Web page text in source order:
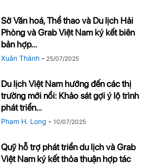
Sở Văn hoá, Thể thao và Du lịch Hải
Phòng và Grab Việt Nam ký kết biên
bản hợp...
Xuân Thành - 25/07/2025
Du lịch Việt Nam hướng đến các thị
trường mới nổi: Khảo sát gợi ý lộ trình
phát triển...
Pham H. Long - 10/07/2025
Quỹ hỗ trợ phát triển du lịch và Grab
Việt Nam ký kết thỏa thuận hợp tác